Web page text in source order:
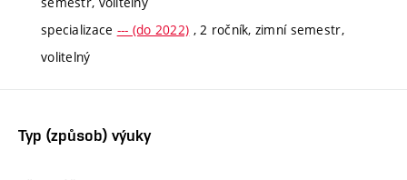
specializace --- (do 2022) , 2 ročník, zimní semestr,
volitelný
Typ (způsob) výuky